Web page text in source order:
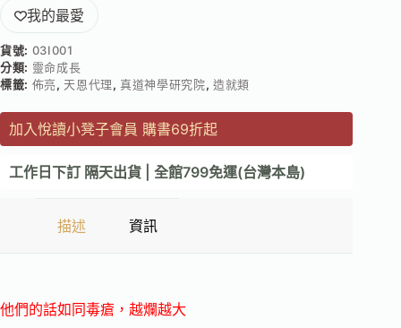
我的最愛
貨號: 03I001
分類: 靈命成長
標籤: 佈亮, 天恩代理,真道神學研究院,造就類
加入悅讀小凳子會員 購書69折起
工作日下訂 隔天出貨 | 全館799免運(台灣本島)
描述 資訊
他們的話如同毒瘡，越爛越大